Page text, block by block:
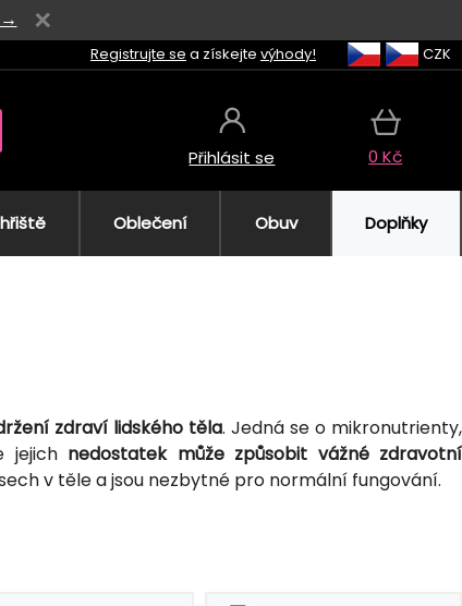
→
Registrujte se a získejte výhody! CZK
Přihlásit se 0 Kč
Oblečení Obuv Doplňky
zdraví lidského těla. Jedná se o mikronutrienty,
jejich nedostatek může způsobit vážné zdravotní
v těle a jsou nezbytné pro normální fungování.